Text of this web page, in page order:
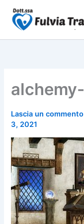
contenuto
Lascia un commento
3, 2021